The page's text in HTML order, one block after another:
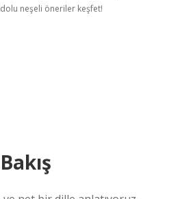
neşeli öneriler keşfet!